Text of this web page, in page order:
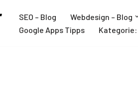
SEO – Blog Webdesign – Blog
Google Apps Tipps